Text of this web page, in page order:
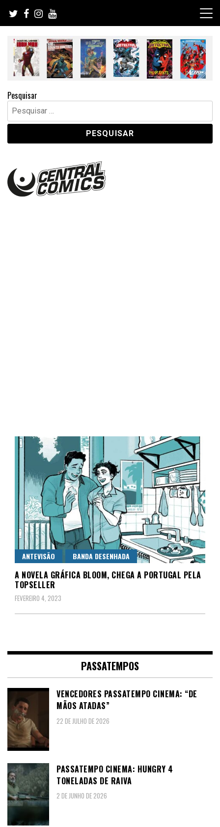
content
Pesquisar
Pesquisar
por:
Central Comics
ANTEVISÃO BANDA DESENHADA
A NOVELA GRÁFICA BLOOM, CHEGA A PORTUGAL PELA
TOPSELLER
FEVEREIRO 4, 2023
PASSATEMPOS
VENCEDORES PASSATEMPO CINEMA: “DE
MÃOS ATADAS”
22 DE JULHO DE 2026
PASSATEMPO CINEMA: HUNGRY 4
TONELADAS DE RAIVA
2 DE JUNHO DE 2026